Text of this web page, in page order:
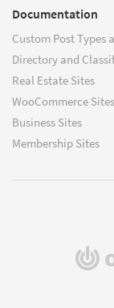
Documentation
Custom Post Types
Directory and
Real Estate Sites
WooCommerce Sites
Business Sites
Membership Sites